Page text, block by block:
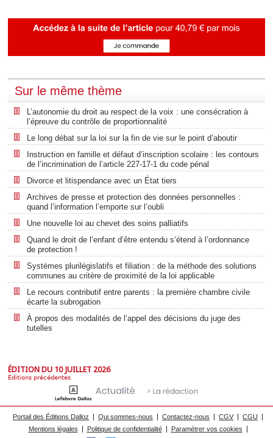
Sur le même thème
L’autonomie du droit au respect de la voix : une consécration à
l’épreuve du contrôle de proportionnalité
Le long débat sur la loi sur la fin de vie sur le point d’aboutir
Instruction en famille et défaut d’inscription scolaire : les contours
de l’incrimination de l’article 227-17-1 du code pénal
Divorce et litispendance avec un État tiers
Archives de presse et protection des données personnelles :
quand l’information l’emporte sur l’oubli
Une nouvelle loi au chevet des soins palliatifs
Quand le droit de l’enfant d’être entendu s’étend à l’ordonnance
de protection !
Systèmes plurilégislatifs et filiation : de la méthode des solutions
communes au critère de proximité de la loi applicable
Le recours contributif entre parents : la première chambre civile
écarte la subrogation
À propos des modalités de l’appel des décisions du juge des
tutelles
ÉDITION DU 10 JUILLET 2026
Éditions précédentes
Portail des Éditions Dalloz Qui sommes-nous Contactez-nous CGV
CGU
Mentions légales
Politique de confidentialité Paramétrer vos cookies